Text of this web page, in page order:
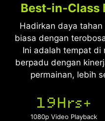
Best-in-Class
Hadirkan daya
biasa dengan
Ini adalah tempat di
berpadu dengan
permainan, lebih
19Hrs+
1080p Video Playback